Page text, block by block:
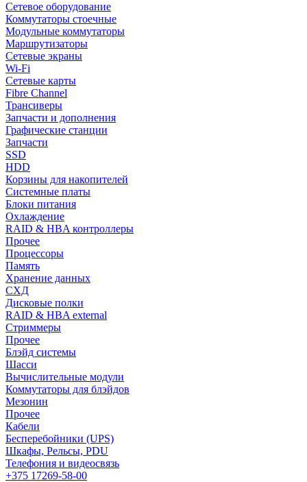
Сетевое оборудование
Коммутаторы стоечные
Модульные коммутаторы
Маршрутизаторы
Сетевые экраны
Wi-Fi
Сетевые карты
Fibre Channel
Трансиверы
Запчасти и дополнения
Графические станции
Запчасти
SSD
HDD
Корзины для накопителей
Системные платы
Блоки питания
Охлаждение
RAID & HBA контроллеры
Прочее
Процессоры
Память
Хранение данных
СХД
Дисковые полки
RAID & HBA external
Стриммеры
Прочее
Блэйд системы
Шасси
Вычислительные модули
Коммутаторы для блэйдов
Мезонин
Прочее
Кабели
Бесперебойники (UPS)
Шкафы, Рельсы, PDU
Телефония и видеосвязь
+375 17269-58-00